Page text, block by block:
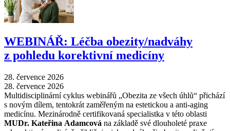
WEBINÁŘ: Léčba obezity/nadváhy
z pohledu korektivní medicíny
28. července 2026
28. července 2026
Multidisciplinární cyklus webinářů „Obezita ze všech úhlů“ přichází
s novým dílem, tentokrát zaměřeným na estetickou a anti-aging
medicínu. Mezinárodně certifikovaná specialistka v této oblasti
MUDr. Kateřina Adamcová na základě své dlouholeté praxe